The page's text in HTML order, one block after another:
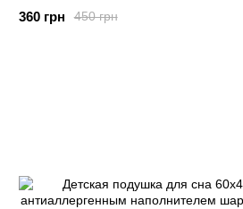
450 грн
360 грн